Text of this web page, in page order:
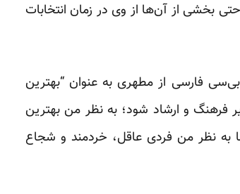
بخشی از آن‌ها از وی در زمان انتخابات
با بی‌بی‌سی فارسی از مطهری به عنوان “بهترین
فرهنگ و ارشاد شود؛ به نظر من بهترین
به نظر من فردی عاقل، خردمند و شجاع